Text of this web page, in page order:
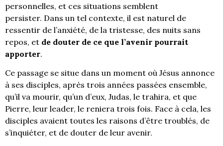
personnelles, et ces situations semblent
persister. Dans un tel contexte, il est naturel de
ressentir de l’anxiété, de la tristesse, des nuits sans
repos, et de douter de ce que l’avenir pourrait
apporter.
Ce passage se situe dans un moment où Jésus annonce
à ses disciples, après trois années passées ensemble,
qu’il va mourir, qu’un d’eux, Judas, le trahira, et que
Pierre, leur leader, le reniera trois fois. Face à cela, les
disciples avaient toutes les raisons d’être troublés, de
s’inquiéter, et de douter de leur avenir.